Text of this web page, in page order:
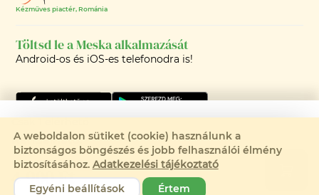
Csak 1 elérhető
Rendelhető:
4 900 Ft
Kézműves piactér, Románia
Töltsd le a Meska alkalmazását
Android-os és iOS-es telefonodra is!
©2008-2026 - MESKA.HU -
MINDEN JOG FENNTARTVA!
A weboldalon sütiket (cookie) használunk a
biztonságos böngészés és jobb felhasználói élmény
biztosításához. Adatkezelési tájékoztató
Egyéni beállítások
Értem